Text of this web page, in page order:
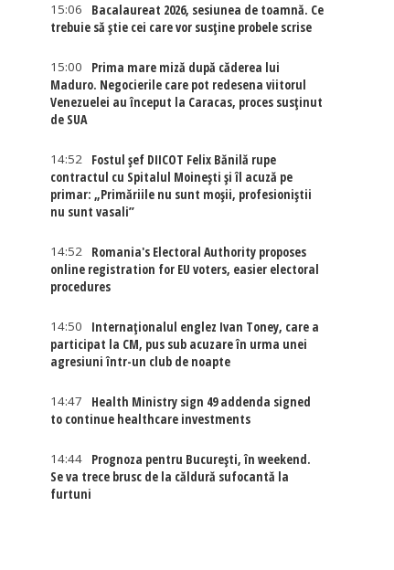
15:06
Bacalaureat 2026, sesiunea de toamnă. Ce
trebuie să știe cei care vor susține probele scrise
15:00
Prima mare miză după căderea lui
Maduro. Negocierile care pot redesena viitorul
Venezuelei au început la Caracas, proces susținut
de SUA
14:52
Fostul șef DIICOT Felix Bănilă rupe
contractul cu Spitalul Moinești și îl acuză pe
primar: „Primăriile nu sunt moșii, profesioniștii
nu sunt vasali”
14:52
Romania's Electoral Authority proposes
online registration for EU voters, easier electoral
procedures
14:50
Internaţionalul englez Ivan Toney, care a
participat la CM, pus sub acuzare în urma unei
agresiuni într-un club de noapte
14:47
Health Ministry sign 49 addenda signed
to continue healthcare investments
14:44
Prognoza pentru București, în weekend.
Se va trece brusc de la căldură sufocantă la
furtuni